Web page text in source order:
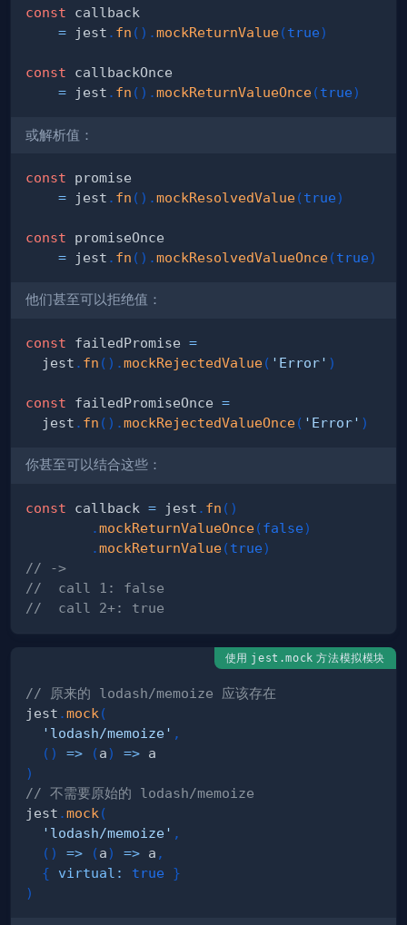
const
= jest . fn ( ) .mockReturnValue(true)
const
= jest . fn ( ) .mockReturnValueOnce(true)
或解析值：
const
= jest . fn ( ) .mockResolvedValue(true)
const
= jest . fn ( ) .mockResolvedValueOnce(true)
他们甚至可以拒绝值：
const failedPromise =
  jest
. fn ( ) .mockRejectedValue( 'Error' )
const failedPromiseOnce =
  jest
. fn ( ) .mockRejectedValueOnce( 'Error' )
你甚至可以结合这些：
const callback = jest . fn ( )
.mockReturnValueOnce(false)
.mockReturnValue(true)
// ->
//  call 1: false
//  call 2+: true
使用 jest.mock 方法模拟模块
// 原来的 lodash/memoize 应该存在
jest .mock (
'lodash/memoize' ,
( ) => (a) =>
)
// 不需要原始的 lodash/memoize
jest .mock (
'lodash/memoize' ,
( ) => (a) => a ,
{
virtual : true
}
)